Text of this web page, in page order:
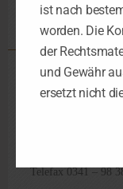
Steuerkanzlei
Telefax 0341 – 98
ist nach
worden. Die
der
und Gewähr
ersetzt nicht